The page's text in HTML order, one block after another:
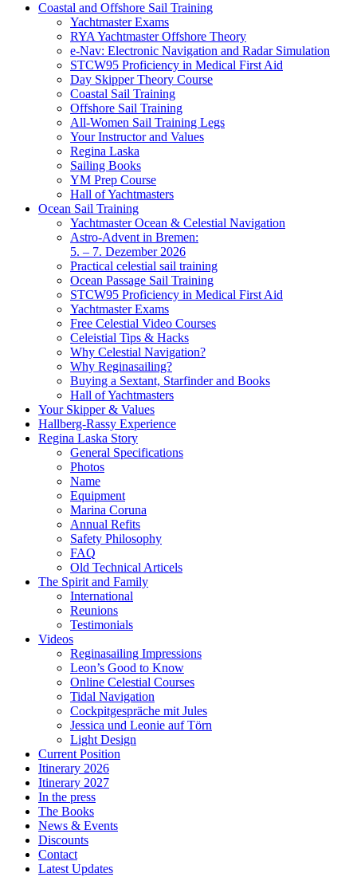
Coastal and Offshore Sail Training
Yachtmaster Exams
RYA Yachtmaster Offshore Theory
e-Nav: Electronic Navigation and Radar Simulation
STCW95 Proficiency in Medical First Aid
Day Skipper Theory Course
Coastal Sail Training
Offshore Sail Training
All-Women Sail Training Legs
Your Instructor and Values
Regina Laska
Sailing Books
YM Prep Course
Hall of Yachtmasters
Ocean Sail Training
Yachtmaster Ocean & Celestial Navigation
Astro-Advent in Bremen:
5. – 7. Dezember 2026
Practical celestial sail training
Ocean Passage Sail Training
STCW95 Proficiency in Medical First Aid
Yachtmaster Exams
Free Celestial Video Courses
Celeistial Tips & Hacks
Why Celestial Navigation?
Why Reginasailing?
Buying a Sextant, Starfinder and Books
Hall of Yachtmasters
Your Skipper & Values
Hallberg-Rassy Experience
Regina Laska Story
General Specifications
Photos
Name
Equipment
Marina Coruna
Annual Refits
Safety Philosophy
FAQ
Old Technical Articels
The Spirit and Family
International
Reunions
Testimonials
Videos
Reginasailing Impressions
Leon’s Good to Know
Online Celestial Courses
Tidal Navigation
Cockpitgespräche mit Jules
Jessica und Leonie auf Törn
Light Design
Current Position
Itinerary 2026
Itinerary 2027
In the press
The Books
News & Events
Discounts
Contact
Latest Updates